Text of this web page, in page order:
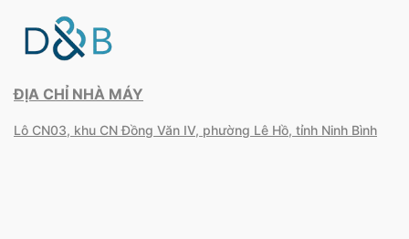
ĐỊA CHỈ NHÀ MÁY
Lô CN03, khu CN Đồng Văn IV, phường Lê Hồ, tỉnh Ninh Bình